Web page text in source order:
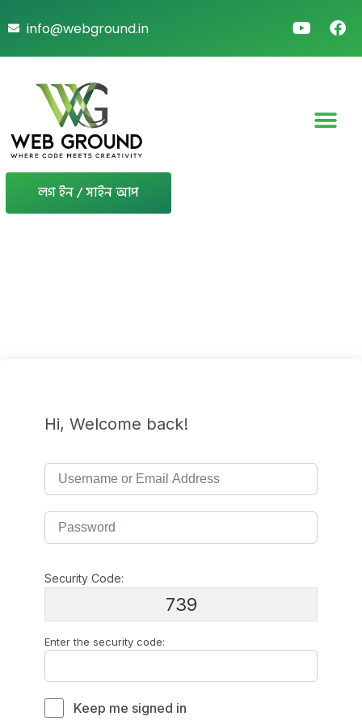
info@webground.in
লগ ইন / সাইন আপ
Hi, Welcome back!
Security Code:
739
Enter the security code:
Keep me signed in